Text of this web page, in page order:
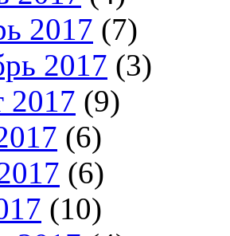
2017 (7)
2017 (3)
2017 (9)
(6)
(6)
(10)